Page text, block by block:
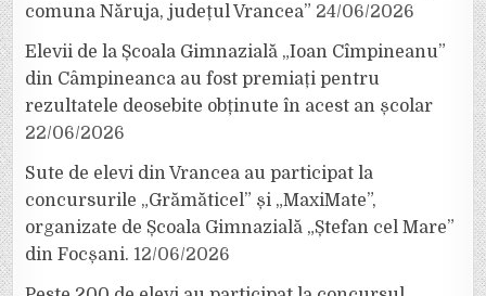
comuna Năruja, județul Vrancea” 24/06/2026
Elevii de la Școala Gimnazială „Ioan Cîmpineanu”
din Câmpineanca au fost premiați pentru
rezultatele deosebite obținute în acest an școlar
22/06/2026
Sute de elevi din Vrancea au participat la
concursurile „Grămăticel” și „MaxiMate”,
organizate de Școala Gimnazială „Ștefan cel Mare”
din Focșani. 12/06/2026